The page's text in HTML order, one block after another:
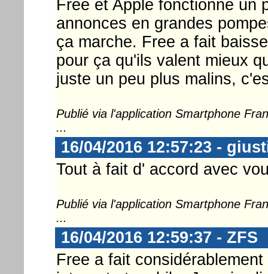
Free et Apple fonctionne un
annonces en grandes
ça marche. Free a fait
pour ça qu'ils valent mieux
juste un peu plus malins,
Publié via l'application Smartphone
...
16/04/2016 12:57:23 -
Tout à fait d' accord avec
Publié via l'application Smartphone
...
16/04/2016 12:59:37 - ZFS
Free a fait